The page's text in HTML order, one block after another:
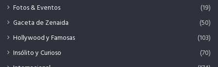
Fotos & Eventos
(19)
Gaceta de Zenaida
(50)
Hollywood y Famosas
(103)
Insólito y Curioso
(70)